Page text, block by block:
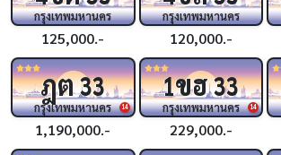
กรุงเทพมหานคร
125,000.-
กรุงเทพมหานคร
120,000.-
14
ฎต33
กรุงเทพมหานคร
1,190,000.-
14
1ขฮ33
กรุงเทพมหานคร
229,000.-